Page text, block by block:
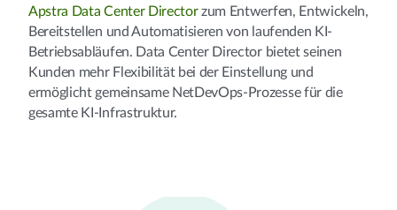
Apstra Data Center Directorzum Entwerfen, Entwickeln,
Bereitstellen und Automatisieren von laufenden KI-
Betriebsabläufen. Data Center Director bietet seinen
Kunden mehr Flexibilität bei der Einstellung und
ermöglicht gemeinsame NetDevOps-Prozesse für die
gesamte KI-Infrastruktur.